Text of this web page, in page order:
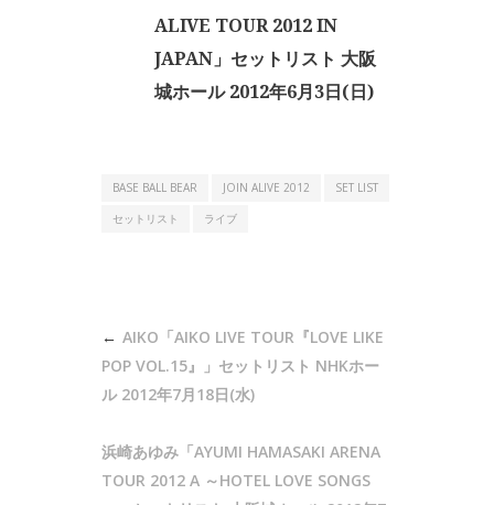
ALIVE TOUR 2012 IN
JAPAN」セットリスト 大阪
城ホール 2012年6月3日(日)
BASE BALL BEAR JOIN ALIVE 2012
SET LIST
セットリスト
ライブ
AIKO「AIKO LIVE TOUR『LOVE LIKE
POP VOL.15』」セットリスト NHKホー
ル 2012年7月18日(水)
浜崎あゆみ「AYUMI HAMASAKI ARENA
TOUR 2012 A ～HOTEL LOVE SONGS